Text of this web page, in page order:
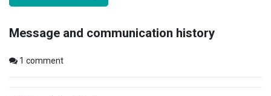
Message and communication history
1 comment